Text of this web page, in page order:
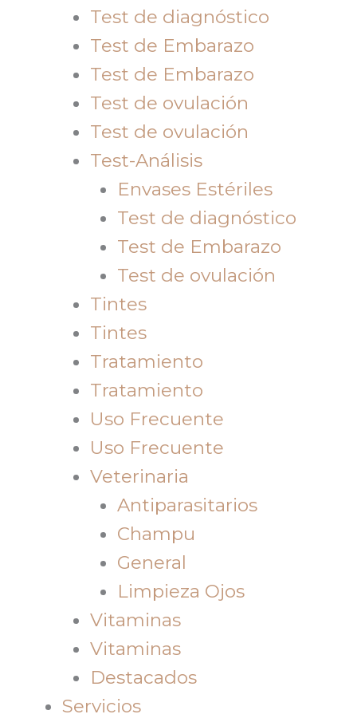
Test de diagnóstico
Test de Embarazo
Test de Embarazo
Test de ovulación
Test de ovulación
Test-Análisis
Envases Estériles
Test de diagnóstico
Test de Embarazo
Test de ovulación
Tintes
Tintes
Tratamiento
Tratamiento
Uso Frecuente
Uso Frecuente
Veterinaria
Antiparasitarios
Champu
General
Limpieza Ojos
Vitaminas
Vitaminas
Destacados
Servicios